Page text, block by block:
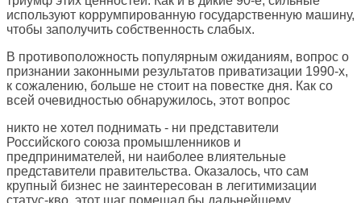
используют коррумпированную государственную машину,
чтобы заполучить собственность слабых.
В противоположность популярным ожиданиям, вопрос о
признании законными результатов приватизации 1990-х,
к сожалению, больше не стоит на повестке дня. Как со
всей очевидностью обнаружилось, этот вопрос
никто не хотел поднимать - ни представители
Российского союза промышленников и
предпринимателей, ни наиболее влиятельные
представители правительства. Оказалось, что сам
крупный бизнес не заинтересован в легитимизации